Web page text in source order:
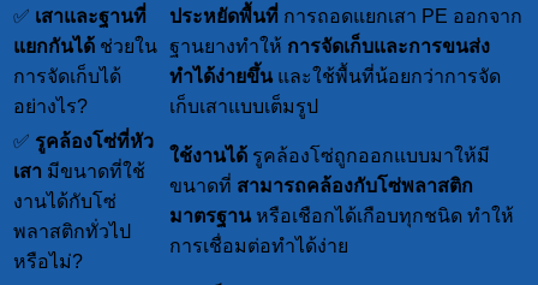
✅ เสาและฐานที่
แยกกันได้ ช่วยใน
การจัดเก็บได้
อย่างไร?
ประหยัดพื้นที่ การถอดแยกเสา PE ออกจาก
ฐานยางทำให้ การจัดเก็บและการขนส่ง
ทำได้ง่ายขึ้นและใช้พื้นที่น้อยกว่าการจัด
เก็บเสาแบบเต็มรูป
✅ รูคล้องโซ่ที่หัว
เสา มีขนาดที่ใช้
งานได้กับโซ่
พลาสติกทั่วไป
หรือไม่?
ใช้งานได้ รูคล้องโซ่ถูกออกแบบมาให้มี
ขนาดที่ สามารถคล้องกับโซ่พลาสติก
มาตรฐานหรือเชือกได้เกือบทุกชนิด ทำให้
การเชื่อมต่อทำได้ง่าย